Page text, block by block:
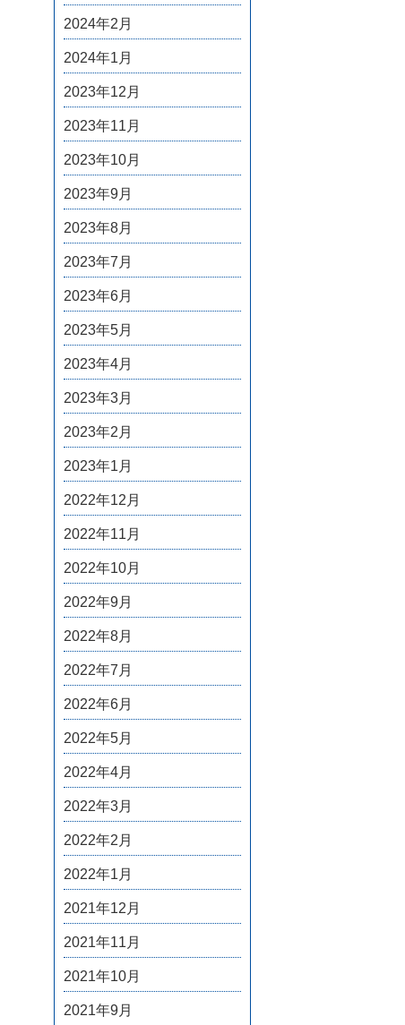
2024年2月
2024年1月
2023年12月
2023年11月
2023年10月
2023年9月
2023年8月
2023年7月
2023年6月
2023年5月
2023年4月
2023年3月
2023年2月
2023年1月
2022年12月
2022年11月
2022年10月
2022年9月
2022年8月
2022年7月
2022年6月
2022年5月
2022年4月
2022年3月
2022年2月
2022年1月
2021年12月
2021年11月
2021年10月
2021年9月